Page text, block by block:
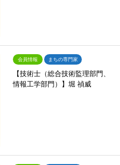
会員情報 まちの専門家
【技術士（総合技術監理部門、
情報工学部門）】堀 禎威